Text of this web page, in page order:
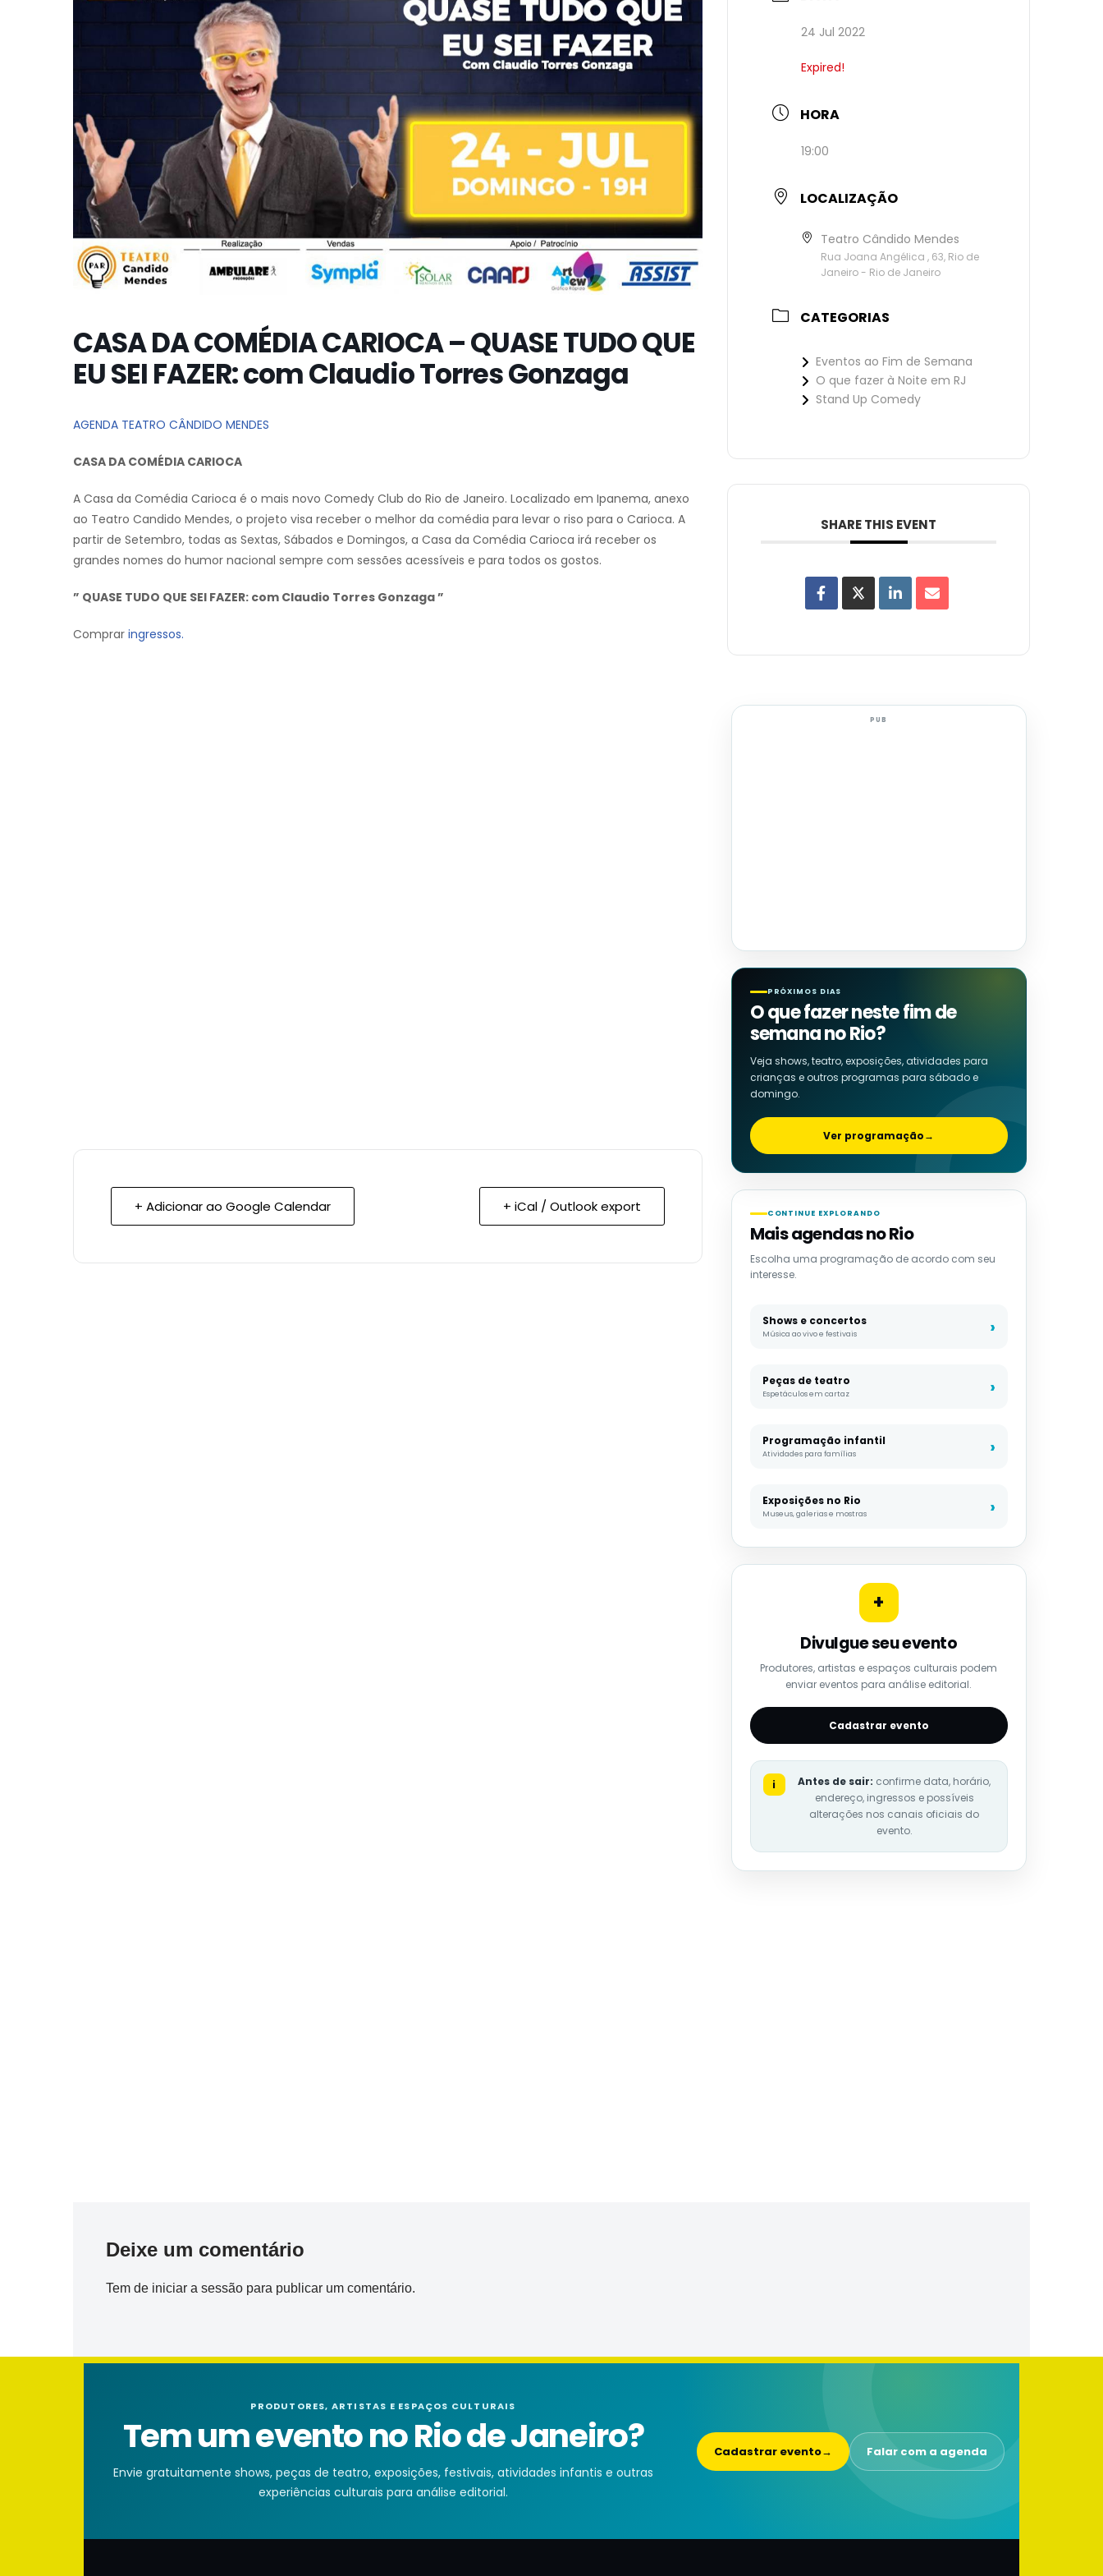
CASA DA COMÉDIA CARIOCA – QUASE TUDO QUE
EU SEI FAZER: com Claudio Torres Gonzaga
AGENDA TEATRO CÂNDIDO MENDES
CASA DA COMÉDIA CARIOCA
A Casa da Comédia Carioca é o mais novo Comedy Club do Rio de Janeiro. Localizado em Ipanema, anexo
ao Teatro Candido Mendes, o projeto visa receber o melhor da comédia para levar o riso para o Carioca. A
partir de Setembro, todas as Sextas, Sábados e Domingos, a Casa da Comédia Carioca irá receber os
grandes nomes do humor nacional sempre com sessões acessíveis e para todos os gostos.
” QUASE TUDO QUE SEI FAZER: com Claudio Torres Gonzaga ”
Comprar ingressos.
+ Adicionar ao Google Calendar + iCal / Outlook export
24 Jul 2022
Expired!
HORA
19:00
LOCALIZAÇÃO
Teatro Cândido Mendes
Rua Joana Angélica , 63, Rio de
Janeiro - Rio de Janeiro
CATEGORIAS
Eventos ao Fim de Semana
O que fazer à Noite em RJ
Stand Up Comedy
SHARE THIS EVENT
PUB
PRÓXIMOS DIAS
O que fazer neste fim de
semana no Rio?
Veja shows, teatro, exposições, atividades para
crianças e outros programas para sábado e
domingo.
Ver programação→
CONTINUE EXPLORANDO
Mais agendas no Rio
Escolha uma programação de acordo com seu
interesse.
Shows e concertos
Música ao vivo e festivais
Peças de teatro
Espetáculos em cartaz
Programação infantil
Atividades para famílias
Exposições no Rio
Museus, galerias e mostras
+
Divulgue seu evento
Produtores, artistas e espaços culturais podem
enviar eventos para análise editorial.
Cadastrar evento
i Antes de sair: confirme data, horário,
endereço, ingressos e possíveis
alterações nos canais oficiais do
evento.
Deixe um comentário
Tem de iniciar a sessão para publicar um comentário.
PRODUTORES, ARTISTAS E ESPAÇOS CULTURAIS
Tem um evento no Rio de Janeiro?
Envie gratuitamente shows, peças de teatro, exposições, festivais, atividades infantis e outras
experiências culturais para análise editorial.
Cadastrar evento→ Falar com a agenda